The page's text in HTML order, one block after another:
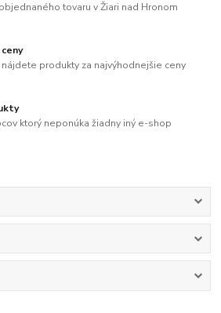
tovaru v Žiari nad Hronom
produkty za najvýhodnejšie ceny
ktorý neponúka žiadny iný e-shop